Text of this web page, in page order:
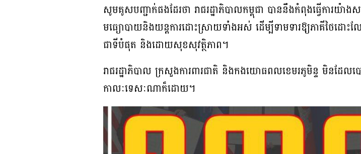
សូមគូសបញ្ជាក់ផងដែរថា រាជរដ្ឋាភិបាលកម្ពុជា បាននឹងកំពុងធ្វើកា
មធ្យោបាយនិងយន្តការដោះស្រាយទាំងអស់ ដើម្បីទាមទារឱ្យភាគីថៃដោ
ជាទីបំផុត និងដោយសុខសុវត្ថិភាព។
រាជរដ្ឋាភិបាល ក្រសួងការពារជាតិ និងកងយោធពលខេមរភូមិន្ទ មិនដ
កាលៈទេសៈណាក៏ដោយ។